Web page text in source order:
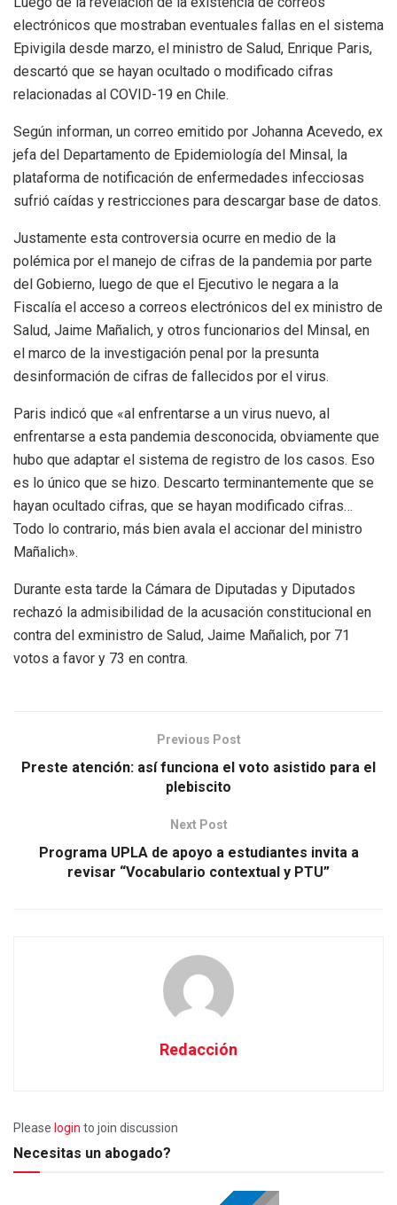
electrónicos que mostraban eventuales fallas en el sistema
Epivigila desde marzo, el ministro de Salud, Enrique Paris,
descartó que se hayan ocultado o modificado cifras
relacionadas al COVID-19 en Chile.
Según informan, un correo emitido por Johanna Acevedo, ex
jefa del Departamento de Epidemiología del Minsal, la
plataforma de notificación de enfermedades infecciosas
sufrió caídas y restricciones para descargar base de datos.
Justamente esta controversia ocurre en medio de la
polémica por el manejo de cifras de la pandemia por parte
del Gobierno, luego de que el Ejecutivo le negara a la
Fiscalía el acceso a correos electrónicos del ex ministro de
Salud, Jaime Mañalich, y otros funcionarios del Minsal, en
el marco de la investigación penal por la presunta
desinformación de cifras de fallecidos por el virus.
Paris indicó que «al enfrentarse a un virus nuevo, al
enfrentarse a esta pandemia desconocida, obviamente que
hubo que adaptar el sistema de registro de los casos. Eso
es lo único que se hizo. Descarto terminantemente que se
hayan ocultado cifras, que se hayan modificado cifras…
Todo lo contrario, más bien avala el accionar del ministro
Mañalich».
Durante esta tarde la Cámara de Diputadas y Diputados
rechazó la admisibilidad de la acusación constitucional en
contra del exministro de Salud, Jaime Mañalich, por 71
votos a favor y 73 en contra.
Previous Post
Preste atención: así funciona el voto asistido para el
plebiscito
Next Post
Programa UPLA de apoyo a estudiantes invita a
revisar “Vocabulario contextual y PTU”
Redacción
Please login to join discussion
Necesitas un abogado?